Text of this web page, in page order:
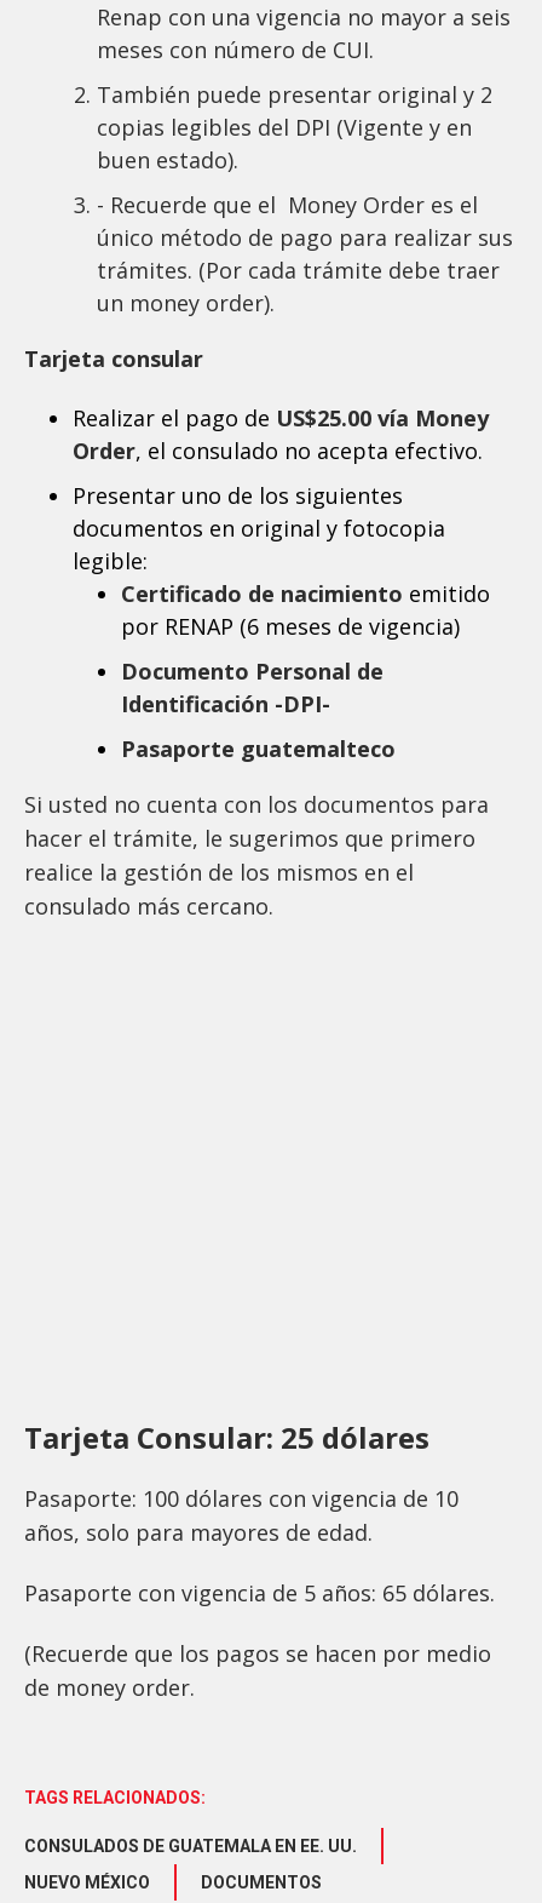
Renap con una vigencia no mayor a seis
meses con número de CUI.
También puede presentar original y 2
copias legibles del DPI (Vigente y en
buen estado).
- Recuerde que el Money Order es el
único método de pago para realizar sus
trámites. (Por cada trámite debe traer
un money order).
Tarjeta consular
Realizar el pago de US$25.00 vía Money
Order, el consulado no acepta efectivo.
Presentar uno de los siguientes
documentos en original y fotocopia
legible:
Certificado de nacimiento emitido
por RENAP (6 meses de vigencia)
Documento Personal de
Identificación -DPI-
Pasaporte guatemalteco
Si usted no cuenta con los documentos para
hacer el trámite, le sugerimos que primero
realice la gestión de los mismos en el
consulado más cercano.
Tarjeta Consular: 25 dólares
Pasaporte: 100 dólares con vigencia de 10
años, solo para mayores de edad.
Pasaporte con vigencia de 5 años: 65 dólares.
(Recuerde que los pagos se hacen por medio
de money order.
TAGS RELACIONADOS:
CONSULADOS DE GUATEMALA EN EE. UU.
NUEVO MÉXICO
DOCUMENTOS